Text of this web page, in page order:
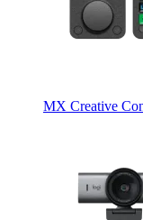
MX Creative